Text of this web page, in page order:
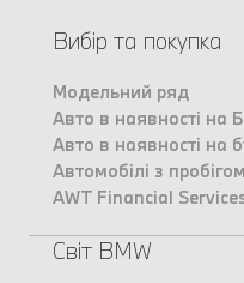
Вибір та покупка
Модельний ряд
Авто в наявності на
Авто в наявності на
Автомобілі з
AWT Financial
Світ BMW